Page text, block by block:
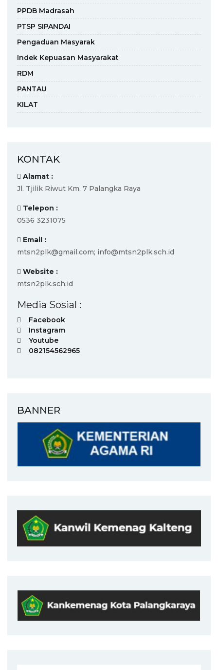
PPDB Madrasah
PTSP SIPANDAI
Pengaduan Masyarak
Indek Kepuasan Masyarakat
RDM
PANTAU
KILAT
KONTAK
Alamat :
Jl. Tjilik Riwut Km. 7 Palangka Raya
Telepon :
0536 3231075
Email :
mtsn2plk@gmail.com; info@mtsn2plk.sch.id
Website :
mtsn2plk.sch.id
Media Sosial :
Facebook
Instagram
Youtube
082154562965
BANNER